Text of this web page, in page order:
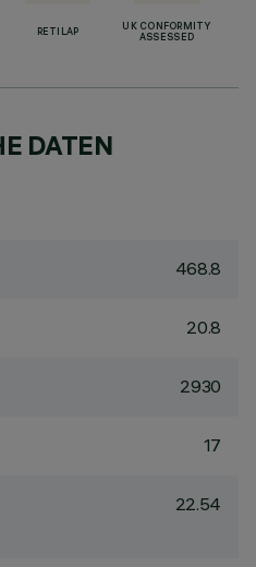
RETILAP
UK CONFORMITY
ASSESSED
DATEN
468.8
20.8
2930
17
22.54